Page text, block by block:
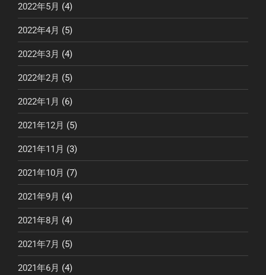
2022年5月 (4)
2022年4月 (5)
2022年3月 (4)
2022年2月 (5)
2022年1月 (6)
2021年12月 (5)
2021年11月 (3)
2021年10月 (7)
2021年9月 (4)
2021年8月 (4)
2021年7月 (5)
2021年6月 (4)